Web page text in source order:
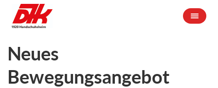
Neues
Bewegungsangebot